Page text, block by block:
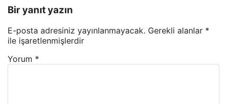
Bir yanıt yazın
E-posta adresiniz yayınlanmayacak. Gerekli alanlar *
ile işaretlenmişlerdir
Yorum *